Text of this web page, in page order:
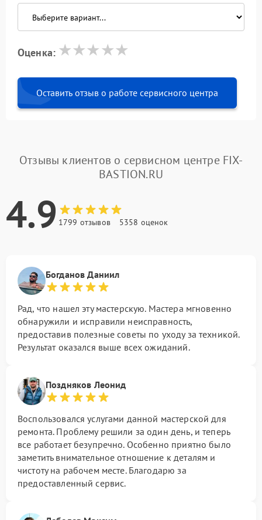
Оценка:
Оставить отзыв о работе сервисного центра
Отзывы клиентов о сервисном центре FIX-
BASTION.RU
4.9 1799 отзывов 5358 оценок
Богданов Даниил
Рад, что нашел эту мастерскую. Мастера мгновенно
обнаружили и исправили неисправность,
предоставив полезные советы по уходу за техникой.
Результат оказался выше всех ожиданий.
Поздняков Леонид
Воспользовался услугами данной мастерской для
ремонта. Проблему решили за один день, и теперь
все работает безупречно. Особенно приятно было
заметить внимательное отношение к деталям и
чистоту на рабочем месте. Благодарю за
предоставленный сервис.